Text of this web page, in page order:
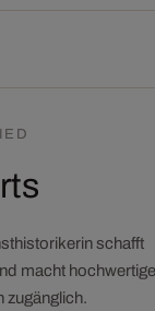
schafft
macht hochwertige
zugänglich.